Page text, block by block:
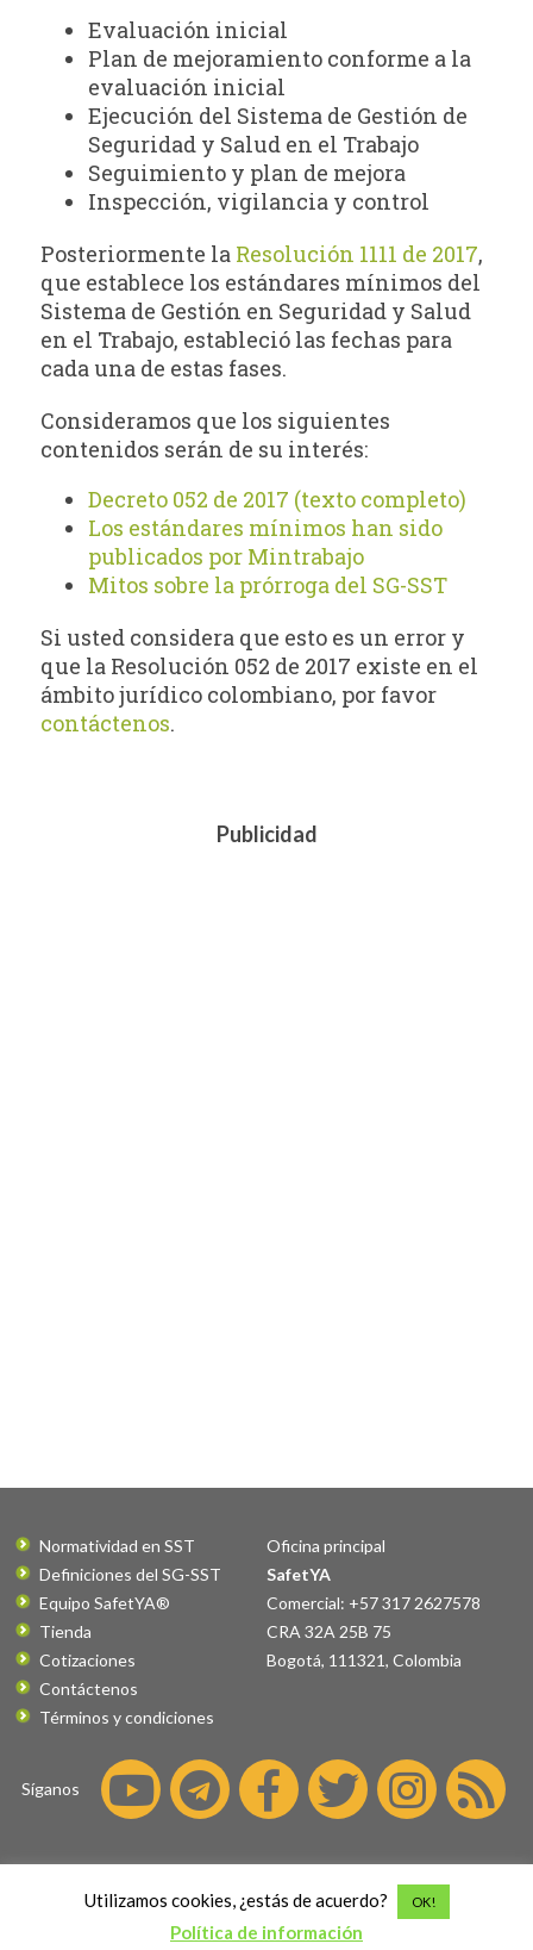
Evaluación inicial
Plan de mejoramiento conforme a la
evaluación inicial
Ejecución del Sistema de Gestión de
Seguridad y Salud en el Trabajo
Seguimiento y plan de mejora
Inspección, vigilancia y control
Posteriormente la Resolución 1111 de 2017,
que establece los estándares mínimos del
Sistema de Gestión en Seguridad y Salud
en el Trabajo, estableció las fechas para
cada una de estas fases.
Consideramos que los siguientes
contenidos serán de su interés:
Decreto 052 de 2017 (texto completo)
Los estándares mínimos han sido
publicados por Mintrabajo
Mitos sobre la prórroga del SG-SST
Si usted considera que esto es un error y
que la Resolución 052 de 2017 existe en el
ámbito jurídico colombiano, por favor
contáctenos.
Publicidad
Normatividad en SST
Definiciones del SG-SST
Equipo SafetYA®
Tienda
Cotizaciones
Contáctenos
Términos y condiciones
Oficina principal
SafetYA
Comercial: +57 317 2627578
CRA 32A 25B 75
Bogotá, 111321, Colombia
Síganos
©2026 SafetYA® es una marca
Fatus S.A.S.Todos los
derecho reservados.
Utilizamos cookies, ¿estás de acuerdo? OK!
Política de información